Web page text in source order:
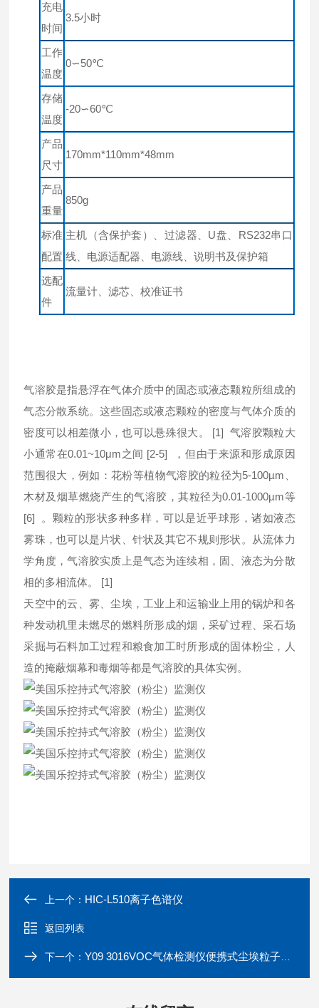
充电
时间
3.5小时
工作
温度
0∽50℃
存储
温度
-20∽60℃
产品
尺寸
170mm*110mm*48mm
产品
重量
850g
标准
配置
主机（含保护套）、过滤器、U盘、RS232串口
线、电源适配器、电源线、说明书及保护箱
选配
件
流量计、滤芯、校准证书
气溶胶是指悬浮在气体介质中的固态或液态颗粒所组成的
气态分散系统。这些固态或液态颗粒的密度与气体介质的
密度可以相差微小，也可以悬殊很大。 [1] 气溶胶颗粒大
小通常在0.01~10μm之间 [2-5] ，但由于来源和形成原因
范围很大，例如：花粉等植物气溶胶的粒径为5-100µm、
木材及烟草燃烧产生的气溶胶，其粒径为0.01-1000µm等
[6] 。颗粒的形状多种多样，可以是近乎球形，诸如液态
雾珠，也可以是片状、针状及其它不规则形状。从流体力
学角度，气溶胶实质上是气态为连续相，固、液态为分散
相的多相流体。 [1]
天空中的云、雾、尘埃，工业上和运输业上用的锅炉和各
种发动机里未燃尽的燃料所形成的烟，采矿过程、采石场
采掘与石料加工过程和粮食加工时所形成的固体粉尘，人
造的掩蔽烟幕和毒烟等都是气溶胶的具体实例。
上一个： HIC-L510离子色谱仪
返回列表
下一个：Y09 3016VOC气体检测仪便携式尘埃粒子计数器多